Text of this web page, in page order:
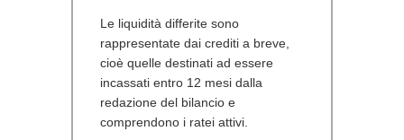
Le liquidità differite sono
rappresentate dai crediti a breve,
cioè quelle destinati ad essere
incassati entro 12 mesi dalla
redazione del bilancio e
comprendono i ratei attivi.